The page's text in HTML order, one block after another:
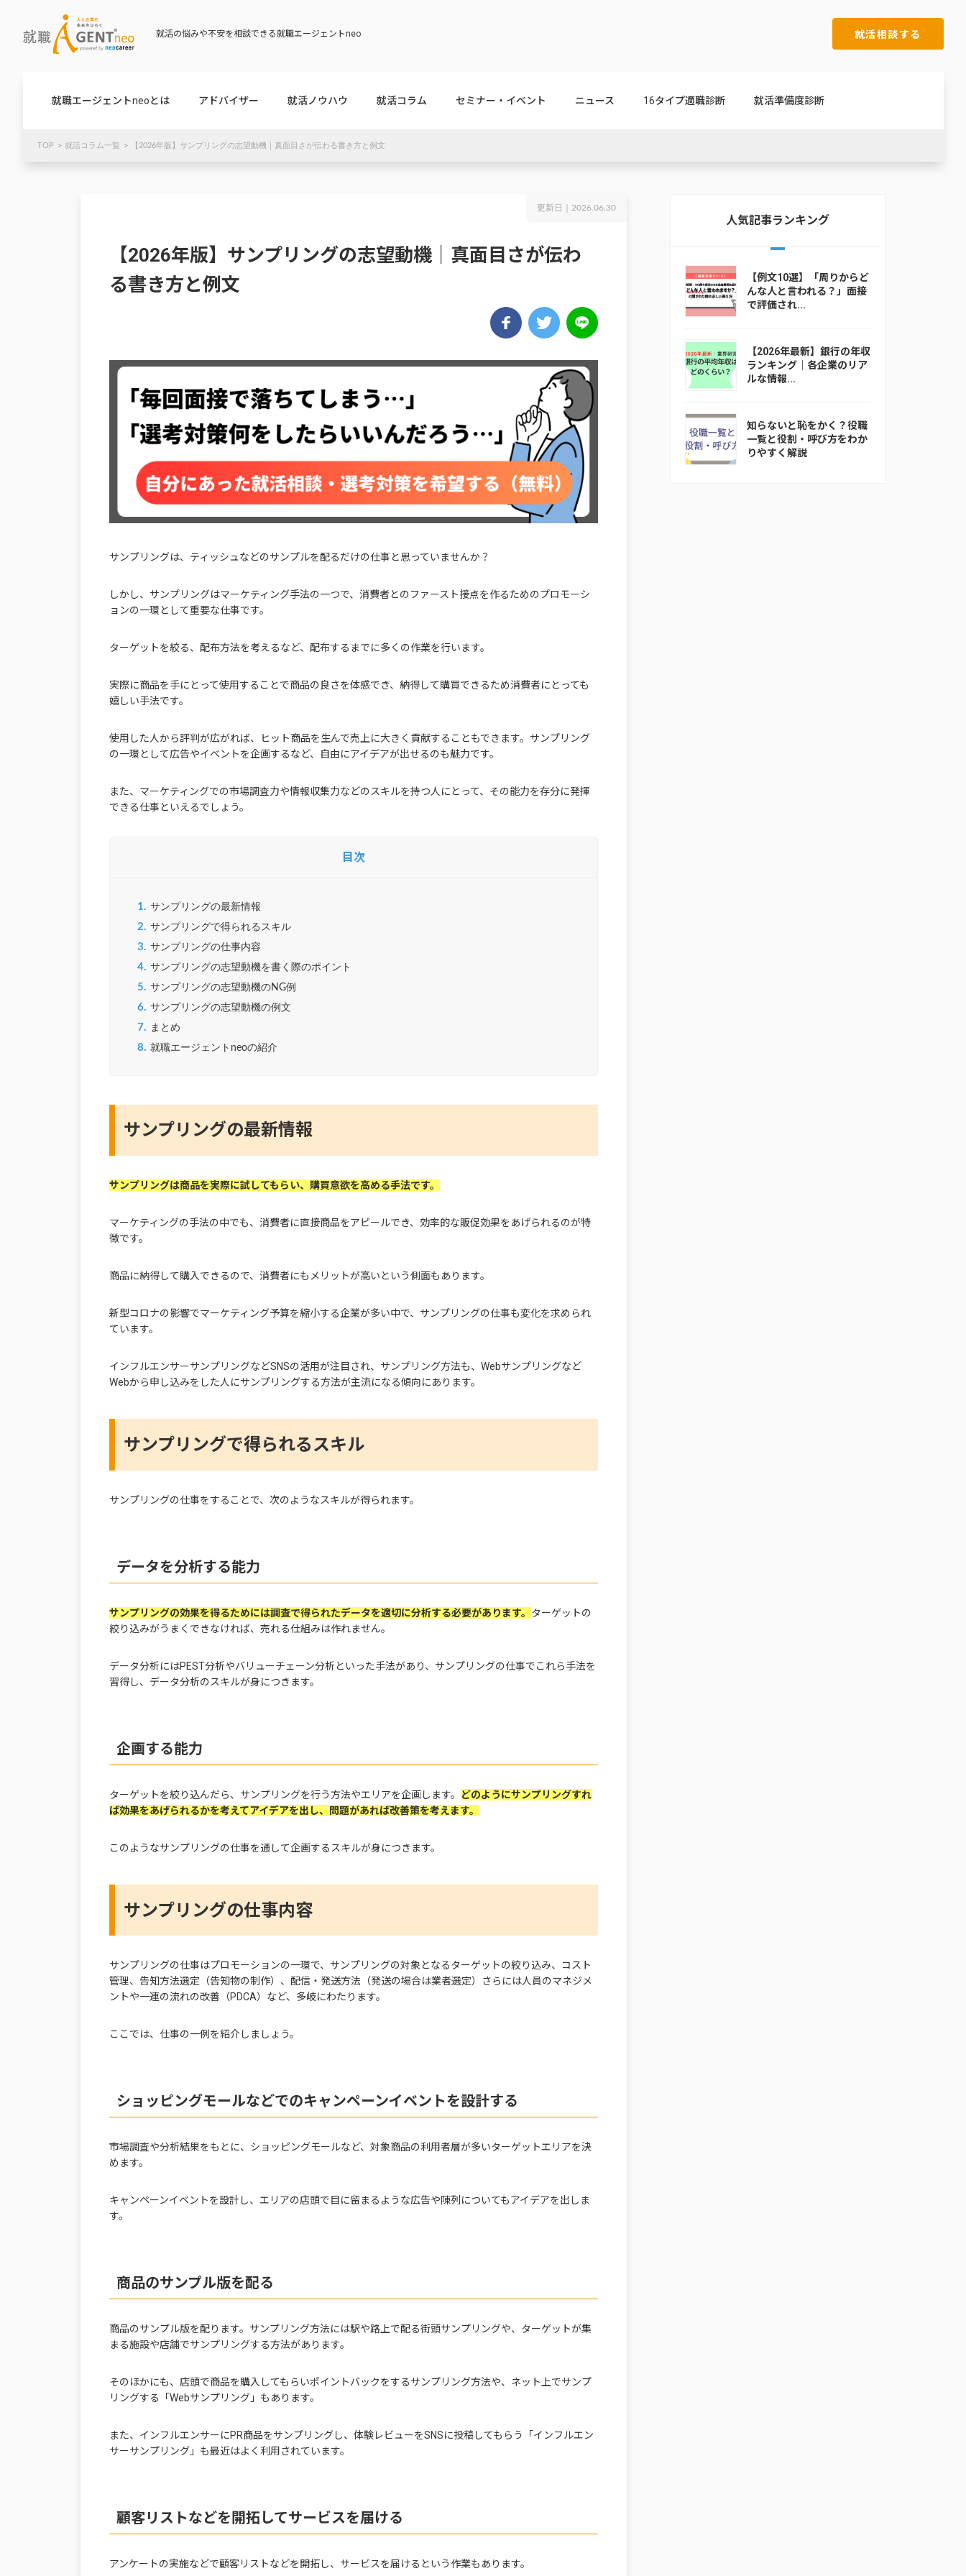
就活の悩みや不安を相談できる就職エージェントneo 就活相談する
就職エージェントneoとは アドバイザー 就活ノウハウ 就活コラム セミナー・イベント ニュース 16タイプ適職診断 就活準備度診断
TOP 就活コラム一覧 【2026年版】サンプリングの志望動機｜真面目さが伝わる書き方と例文
更新日｜ 2026.06.30
【2026年版】サンプリングの志望動機｜真面目さが伝わ
る書き方と例文
サンプリングは、ティッシュなどのサンプルを配るだけの仕事と思っていませんか？
しかし、サンプリングはマーケティング手法の一つで、消費者とのファースト接点を作るためのプロモーシ
ョンの一環として重要な仕事です。
ターゲットを絞る、配布方法を考えるなど、配布するまでに多くの作業を行います。
実際に商品を手にとって使用することで商品の良さを体感でき、納得して購買できるため消費者にとっても
嬉しい手法です。
使用した人から評判が広がれば、ヒット商品を生んで売上に大きく貢献することもできます。サンプリング
の一環として広告やイベントを企画するなど、自由にアイデアが出せるのも魅力です。
また、マーケティングでの市場調査力や情報収集力などのスキルを持つ人にとって、その能力を存分に発揮
できる仕事といえるでしょう。
目次
1. サンプリングの最新情報
2. サンプリングで得られるスキル
3. サンプリングの仕事内容
4. サンプリングの志望動機を書く際のポイント
5. サンプリングの志望動機のNG例
6. サンプリングの志望動機の例文
7. まとめ
8. 就職エージェントneoの紹介
サンプリングの最新情報
サンプリングは商品を実際に試してもらい、購買意欲を高める手法です。
マーケティングの手法の中でも、消費者に直接商品をアピールでき、効率的な販促効果をあげられるのが特
徴です。
商品に納得して購入できるので、消費者にもメリットが高いという側面もあります。
新型コロナの影響でマーケティング予算を縮小する企業が多い中で、サンプリングの仕事も変化を求められ
ています。
インフルエンサーサンプリングなどSNSの活用が注目され、サンプリング方法も、Webサンプリングなど
Webから申し込みをした人にサンプリングする方法が主流になる傾向にあります。
サンプリングで得られるスキル
サンプリングの仕事をすることで、次のようなスキルが得られます。
データを分析する能力
サンプリングの効果を得るためには調査で得られたデータを適切に分析する必要があります。 ターゲットの
絞り込みがうまくできなければ、売れる仕組みは作れません。
データ分析にはPEST分析やバリューチェーン分析といった手法があり、サンプリングの仕事でこれら手法を
習得し、データ分析のスキルが身につきます。
企画する能力
ターゲットを絞り込んだら、サンプリングを行う方法やエリアを企画します。
どのようにサンプリングすれ
ば効果をあげられるかを考えてアイデアを出し、問題があれば改善策を考えます。
このようなサンプリングの仕事を通して企画するスキルが身につきます。
サンプリングの仕事内容
サンプリングの仕事はプロモーションの一環で、サンプリングの対象となるターゲットの絞り込み、コスト
管理、告知方法選定（告知物の制作）、配信・発送方法（発送の場合は業者選定）さらには人員のマネジメ
ントや一連の流れの改善（PDCA）など、多岐にわたります。
ここでは、仕事の一例を紹介しましょう。
ショッピングモールなどでのキャンペーンイベントを設計する
市場調査や分析結果をもとに、ショッピングモールなど、対象商品の利用者層が多いターゲットエリアを決
めます。
キャンペーンイベントを設計し、エリアの店頭で目に留まるような広告や陳列についてもアイデアを出しま
す。
商品のサンプル版を配る
商品のサンプル版を配ります。サンプリング方法には駅や路上で配る街頭サンプリングや、ターゲットが集
まる施設や店舗でサンプリングする方法があります。
そのほかにも、店頭で商品を購入してもらいポイントバックをするサンプリング方法や、ネット上でサンプ
リングする「Webサンプリング」もあります。
また、インフルエンサーにPR商品をサンプリングし、体験レビューをSNSに投稿してもらう「インフルエン
サーサンプリング」も最近はよく利用されています。
顧客リストなどを開拓してサービスを届ける
アンケートの実施などで顧客リストなどを開拓し、サービスを届けるという作業もあります。
人気記事ランキング
【例文10選】「周りからど
んな人と言われる？」面接
で評価され...
【2026年最新】銀行の年収
ランキング｜各企業のリア
ルな情報...
知らないと恥をかく？役職
一覧と役割・呼び方をわか
りやすく解説